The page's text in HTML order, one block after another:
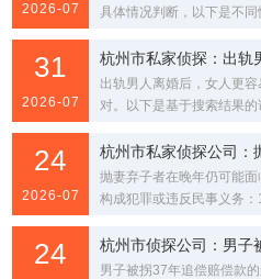
2026-07
具体情况判断，以下是不
31
2026-07
杭州市私家侦探：出轨
出轨男人离婚后，女人更
对。以下是基于搜索结果
24
2026-07
抛妻弃子者在晚年仍可能
构成犯罪或违反民事义务
24 杭州市侦探公司：男子
男子被拐37年追偿赔偿款